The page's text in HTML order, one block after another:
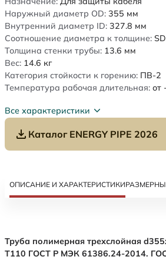
Наружный диаметр OD: 355 мм
Внутренний диаметр ID: 327.8 мм
Соотношение диаметра к толщине:
Толщина стенки трубы: 13.6 мм
Вес: 14.6 кг
Категория стойкости к горению: ПВ-2
Температура рабочая длительная: от
Все характеристики
Каталог ENERGY PIPE 2026
ОПИСАНИЕ И ХАРАКТЕРИСТИКИ
Труба полимерная трехслойная
Т110 ГОСТ Р МЭК 61386.24-2014.